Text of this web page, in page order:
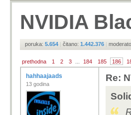
NVIDIA
poruka: 5.654 | čitano: 1.442.376 |
prethodna 1 2 3 184 185 186
hahhaajaads
13 godina
Re: